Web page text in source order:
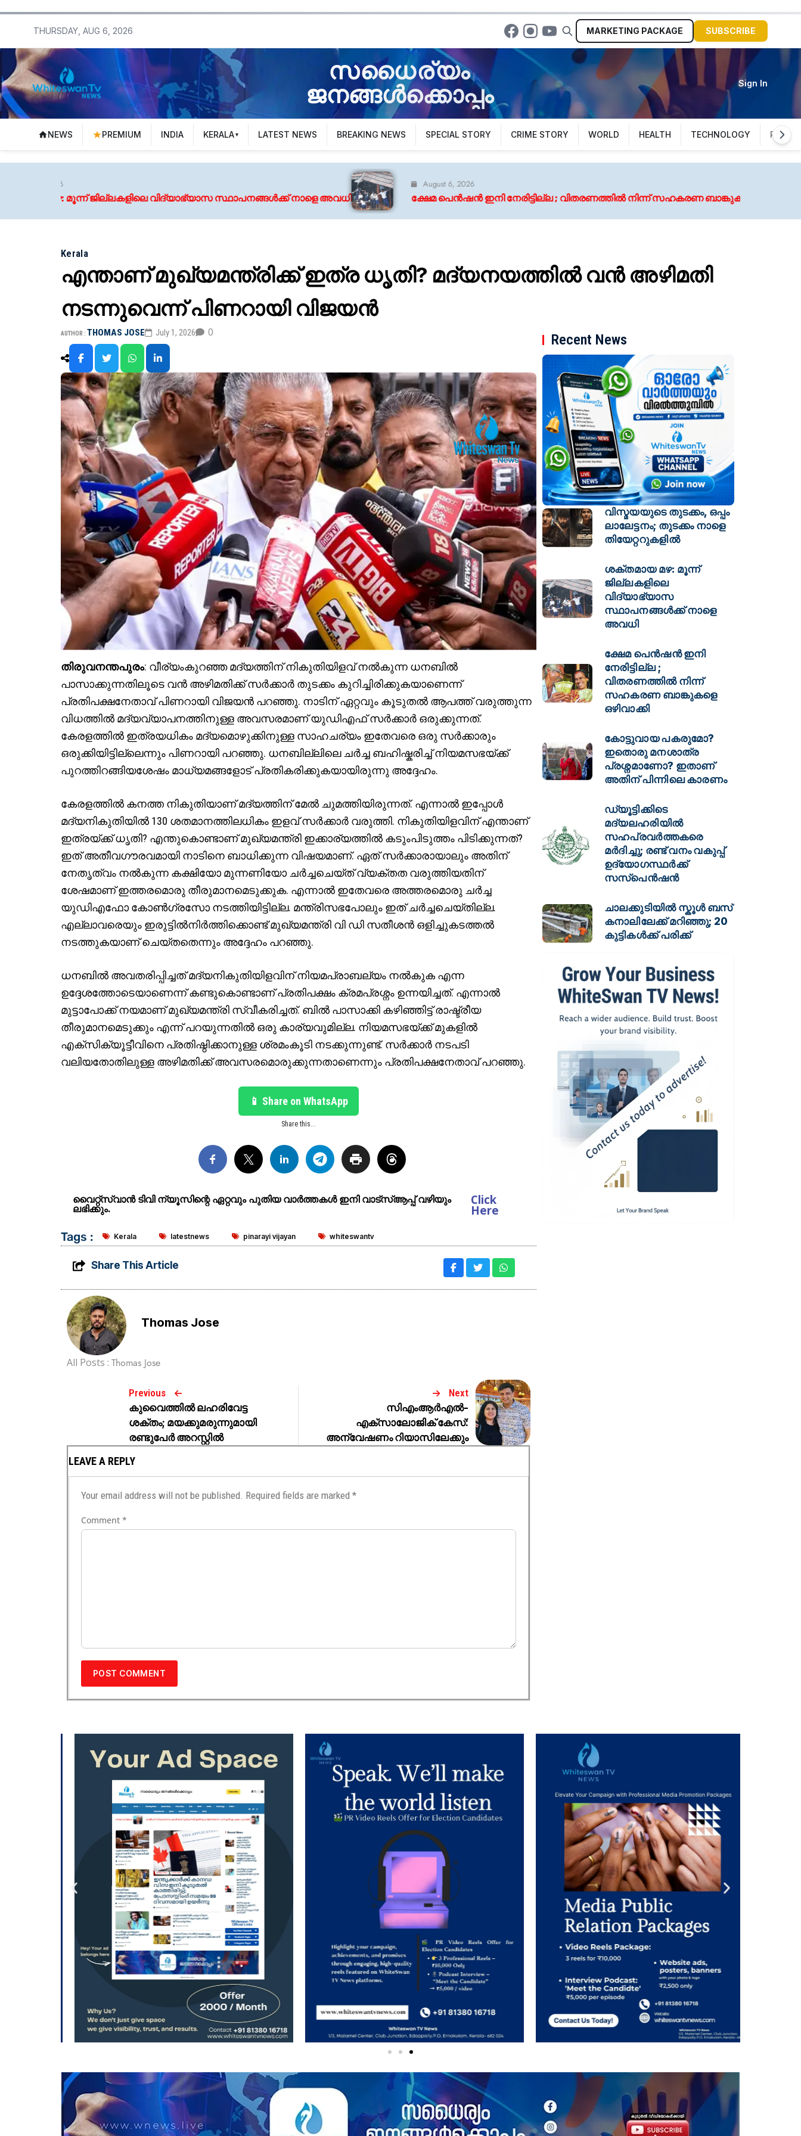
THURSDAY, AUG 6, 2026 MARKETING PACKAGE SUBSCRIBE
സധൈര്യം
ജനങ്ങൾക്കൊപ്പം
Sign In
NEWS PREMIUM INDIA KERALA LATEST NEWS BREAKING NEWS SPECIAL STORY CRIME STORY WORLD HEALTH TECHNOLOGY
വിദ്യാഭ്യാസ സ്ഥാപനങ്ങള്‍ക്ക് നാളെ അവധി
August 6, 2026
ക്ഷേമ പെൻഷൻ ഇനി നേരിട്ടില്ല ; വിതരണത്തിൽ നിന്ന് സഹകരണ ബാങ്കുകളെ ഒഴിവാക്കി
Kerala
എന്താണ് മുഖ്യമന്ത്രിക്ക് ഇത്ര ധൃതി? മദ്യനയത്തിൽ വൻ അഴിമതി
നടന്നുവെന്ന് പിണറായി വിജയൻ
AUTHOR : THOMAS JOSE July 1, 2026 0
തിരുവനന്തപുരം: വീര്യംകുറഞ്ഞ മദ്യത്തിന് നികുതിയിളവ് നൽകുന്ന ധനബിൽ
പാസാക്കുന്നതിലൂടെ വൻ അഴിമതിക്ക് സർക്കാർ തുടക്കം കുറിച്ചിരിക്കുകയാണെന്ന്
പ്രതിപക്ഷനേതാവ് പിണറായി വിജയൻ പറഞ്ഞു. നാടിന് ഏറ്റവും കൂടുതൽ ആപത്ത് വരുത്തുന്ന
വിധത്തിൽ മദ്യവ്യാപനത്തിനുള്ള അവസരമാണ് യുഡിഎഫ് സർക്കാർ ഒരുക്കുന്നത്.
കേരളത്തിൽ ഇത്രയധികം മദ്യമൊഴുക്കിനുള്ള സാഹചര്യം ഇതേവരെ ഒരു സർക്കാരും
ഒരുക്കിയിട്ടില്ലെന്നും പിണറായി പറഞ്ഞു. ധനബില്ലിലെ ചർച്ച ബഹിഷ്കരിച്ച് നിയമസഭയ്ക്ക്
പുറത്തിറങ്ങിയശേഷം മാധ്യമങ്ങളോട് പ്രതികരിക്കുകയായിരുന്നു അദ്ദേഹം.
കേരളത്തിൽ കനത്ത നികുതിയാണ് മദ്യത്തിന് മേൽ ചുമത്തിയിരുന്നത്. എന്നാൽ ഇപ്പോൾ
മദ്യനികുതിയിൽ 130 ശതമാനത്തിലധികം ഇളവ് സർക്കാർ വരുത്തി. നികുതിയിളവിന് എന്താണ്
ഇത്രയ്ക്ക് ധൃതി? എന്തുകൊണ്ടാണ് മുഖ്യമന്ത്രി ഇക്കാര്യത്തിൽ കടുംപിടുത്തം പിടിക്കുന്നത്?
ഇത് അതീവ​ഗൗരവമായി നാടിനെ ബാധിക്കുന്ന വിഷയമാണ്. ഏത് സർക്കാരായാലും അതിന്
നേതൃത്വം നൽകുന്ന കക്ഷിയോ മുന്നണിയോ ചർച്ചചെയ്ത് വ്യക്തത വരുത്തിയതിന്
ശേഷമാണ് ഇത്തരമൊരു തീരുമാനമെടുക്കുക. എന്നാൽ ഇതേവരെ അത്തരമൊരു ചർച്ച
യുഡിഎഫോ കോൺ​ഗ്രസോ നടത്തിയിട്ടില്ല. മന്ത്രിസഭപോലും ഇത് ചർച്ചചെയ്തില്ല.
എല്ലാവരെയും ഇരുട്ടിൽനിർത്തിക്കൊണ്ട് മുഖ്യമന്ത്രി വി ഡി സതീശൻ ഒളിച്ചുകടത്തൽ
നടത്തുകയാണ് ചെയ്തതെന്നും അദ്ദേഹം പറഞ്ഞു.
ധനബിൽ അവതരിപ്പിച്ചത് മദ്യനികുതിയിളവിന് നിയമപ്രാബല്യം നൽകുക എന്ന
ഉദ്ദേശത്തോടെയാണെന്ന് കണ്ടുകൊണ്ടാണ് പ്രതിപക്ഷം ക്രമപ്രശ്നം ഉന്നയിച്ചത്. എന്നാൽ
മുട്ടാപോക്ക് നയമാണ് മുഖ്യമന്ത്രി സ്വീകരിച്ചത്. ബിൽ പാസാക്കി കഴിഞ്ഞിട്ട് രാഷ്ട്രീയ
തീരുമാനമെടുക്കും എന്ന് പറയുന്നതിൽ ഒരു കാര്യവുമില്ല. നിയമസഭയ്ക്ക് മുകളിൽ
എക്സിക്യൂട്ടീവിനെ പ്രതിഷ്ഠിക്കാനുള്ള ശ്രമംകൂടി നടക്കുന്നുണ്ട്. സർക്കാർ നടപടി
വലിയതോതിലുള്ള അഴിമതിക്ക് അവസരമൊരുക്കുന്നതാണെന്നും പ്രതിപക്ഷനേതാവ് പറഞ്ഞു.
📱 Share on WhatsApp
Share this...
വൈറ്റ്സ്വാൻ ടിവി ന്യൂസിന്റെ ഏറ്റവും പുതിയ വാർത്തകൾ ഇനി വാട്സ്ആപ്പ് വഴിയും
ലഭിക്കും.
Click
Here
Tags : Kerala latestnews pinarayi vijayan whiteswantv
Share This Article
Thomas Jose
All Posts : Thomas Jose
Previous
കുവൈത്തിൽ ലഹരിവേട്ട
ശക്തം; മയക്കുമരുന്നുമായി
രണ്ടുപേർ അറസ്റ്റിൽ
Next
സിഎംആർഎൽ-
എക്സാലോജിക് കേസ്:
അന്വേഷണം റിയാസിലേക്കും
LEAVE A REPLY
Your email address will not be published. Required fields are marked *
Comment *
Recent News
വിസ്മയയുടെ തുടക്കം, ഒപ്പം
ലാലേട്ടനം; തുടക്കം നാളെ
തിയേറ്ററുകളിൽ
ശക്തമായ മഴ: മൂന്ന്
ജില്ലകളിലെ
വിദ്യാഭ്യാസ
സ്ഥാപനങ്ങള്‍ക്ക് നാളെ
അവധി
ക്ഷേമ പെൻഷൻ ഇനി
നേരിട്ടില്ല ;
വിതരണത്തിൽ നിന്ന്
സഹകരണ ബാങ്കുകളെ
ഒഴിവാക്കി
കോട്ടുവായ പകരുമോ?
ഇതൊരു മനശാത്ര
പ്രശ്നമാണോ? ഇതാണ്
അതിന് പിന്നിലെ കാരണം
ഡ്യൂട്ടിക്കിടെ
മദ്യലഹരിയിൽ
സഹപ്രവർത്തകരെ
മർദിച്ചു; രണ്ട് വനം വകുപ്പ്
ഉദ്യോഗസ്ഥർക്ക്
സസ്പെൻഷൻ
ചാലക്കുടിയിൽ സ്കൂൾ ബസ്
കനാലിലേക്ക് മറിഞ്ഞു; 20
കുട്ടികൾക്ക് പരിക്ക്